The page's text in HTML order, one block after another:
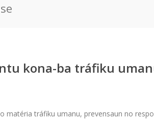
kona-ba tráfiku
tráfiku umanu, prevensaun no